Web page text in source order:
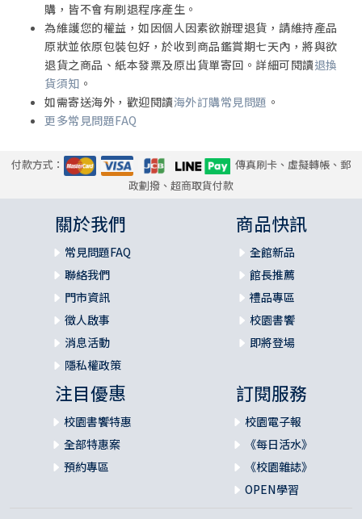
購，皆不會有刷退程序產生。
為維護您的權益，如因個人因素欲辦理退貨，請維持產品
原狀並依原包裝包好，於收到商品鑑賞期七天內，將與欲
退貨之商品、紙本發票及原出貨單寄回。詳細可閱讀退換
貨須知 。
如需寄送海外，歡迎閱讀海外訂購常見問題 。
更多常見問題FAQ
付款方式：
傳真刷卡、虛擬轉帳、郵
政劃撥、超商取貨付款
關於我們
常見問題FAQ
聯絡我們
門市資訊
徵人啟事
消息活動
隱私權政策
商品快訊
全館新品
館長推薦
禮品專區
校園書饗
即將登場
注目優惠
校園書饗特惠
全部特惠案
預約專區
訂閱服務
校園電子報
《每日活水》
《校園雜誌》
OPEN學習